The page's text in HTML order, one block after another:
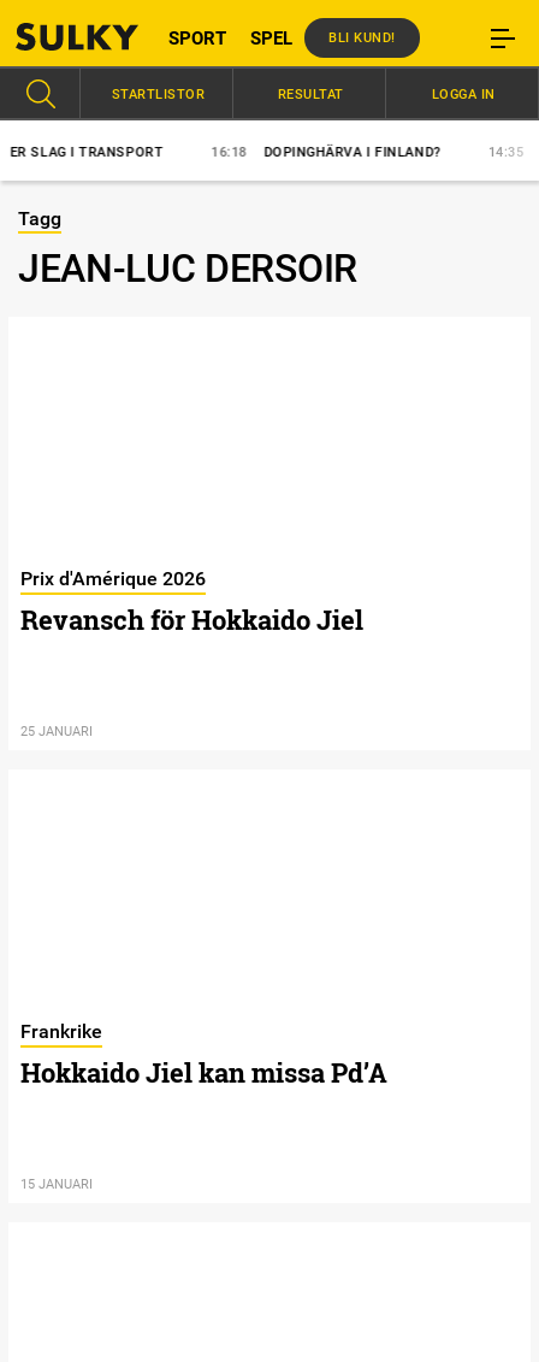
SPORT SPEL BLI KUND!
I TRANSPORT 16:18 DOPINGHÄRVA I FINLAND? 14:35
STARTLISTOR RESULTAT LOGGA IN
Tagg
JEAN-LUC DERSOIR
Prix d'Amérique 2026
Revansch för Hokkaido Jiel
25 JANUARI
Frankrike
Hokkaido Jiel kan missa Pd’A
15 JANUARI